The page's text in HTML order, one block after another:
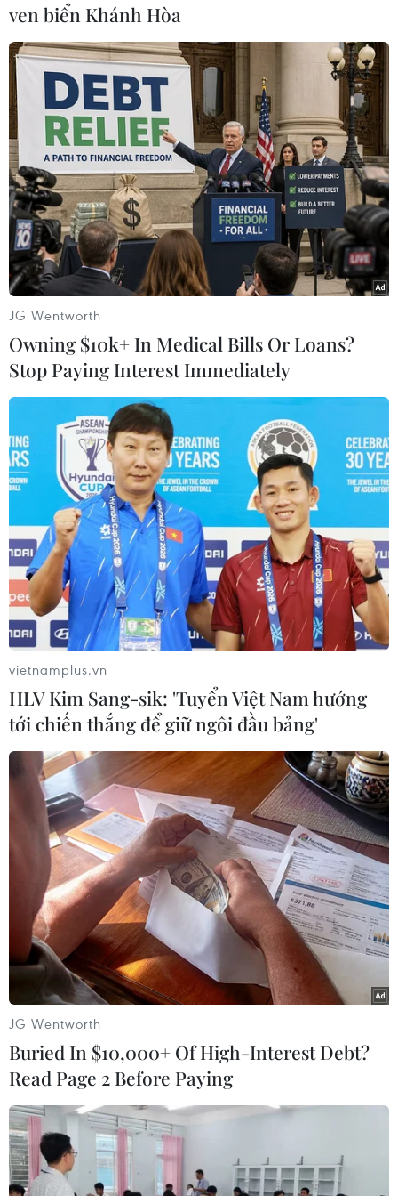
về một bà góa sống cùng đứa con dù tật nguyền
nhưng là hi vọng sống duy nhất của bà. Tuy
nhiên, người tình trẻ tuổi của bà sẽ mang đến
nhiều trắc trở khi là người dễ ghen tức và có
tính độc chiếm, sở hữu cao.
Còn“Điềm báo”của Hồ Thanh Thảo sẽ xoay
quanh những giấc mơ kỳ lạ của một bà quả phụ
khác, đặt ra câu hỏi bà sẽ làm gì khi đối mặt với
người đàn ông xa lạ trong giấc mơ - người được
cho là nguyên nhân gây ra loạt sự kiện đen đủi
cho con trai của mình.
LHP quốc tế uy tín]
Trường và Đàm Quang Trung lại chọn truyền tải
câu chuyện qua những người đàn ông. Một
người lạc lối khi đuổi theo giấc mơ hoang
đường ("Hương kỳ trong băng"
), một người là
thợ xây mộ tỉnh lẻ miên man trong nỗi nhớ về
một làng quê đang dần chìm khuất ("Những con
voi bên vệ đường"
Đồng hành cùng những người chiến thắng là
những tên tuổi lớn trong giới điện ảnh Việt
ngày nay như nhà sản xuất Trần Bích Ngọc, các
đạo diễn Phan Đăng Di, Nguyễn Hoàng Điệp,
Trịnh Đình Lê Minh và Trần Dũng Thanh
Huy.../.
(Vietnam+)
#phim ngắn cj #berlinale #locarno
#cannes
#nguyễn hoàng điệp
ven biển Khánh Hòa
JG Wentworth
Owning $10k+ In Medical Bills Or Loans?
Stop Paying Interest Immediately
vietnamplus.vn
HLV Kim Sang-sik: 'Tuyển Việt Nam hướng
tới chiến thắng để giữ ngôi đầu bảng'
JG Wentworth
Buried In $10,000+ Of High-Interest Debt?
Read Page 2 Before Paying